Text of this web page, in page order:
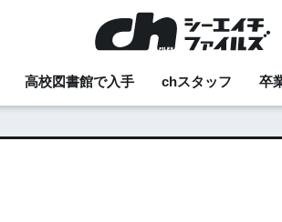
高校図書館で入手 chスタッフ 卒